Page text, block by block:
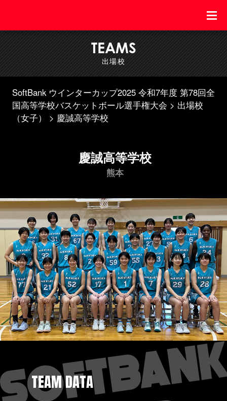
TEAMS
出場校
SoftBank ウインターカップ2025 令和7年度 第78回全
国高等学校バスケットボール選手権大会
出場校
（女子）
慶誠高等学校
慶誠高等学校
熊本
TEAM DATA